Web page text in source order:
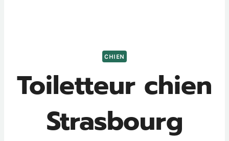
CHIEN
Toiletteur chien
Strasbourg